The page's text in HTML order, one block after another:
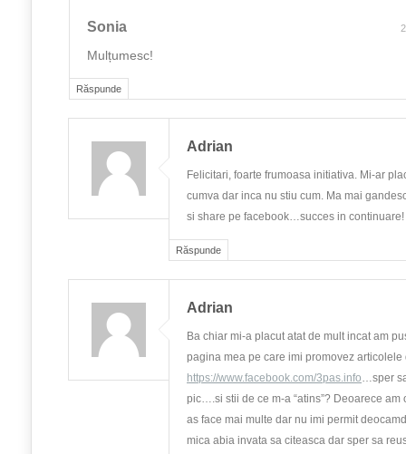
Răspunde
Sonia
Mulțumesc!
Răspunde
Adrian
Felicitari, foarte frumoasa initiativa. Mi-ar
cumva dar inca nu stiu cum. Ma mai
si share pe facebook…succes in continuare!
Adrian
Ba chiar mi-a placut atat de mult incat am
pagina mea pe care imi promovez articolele
https://www.facebook.com/3pas.info…sper
pic….si stii de ce m-a “atins”? Deoarece am
as face mai multe dar nu imi permit
mica abia invata sa citeasca dar sper sa